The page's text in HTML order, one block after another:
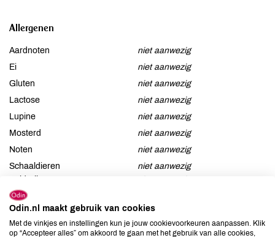
Allergenen
Aardnoten
niet aanwezig
Ei
niet aanwezig
Gluten
niet aanwezig
Lactose
niet aanwezig
Lupine
niet aanwezig
Mosterd
niet aanwezig
Noten
niet aanwezig
Schaaldieren
niet aanwezig
Sesam
Soja
niet aanwezig
Vis
niet aanwezig
Odin.nl maakt gebruik van cookies
Met de vinkjes en instellingen kun je jouw cookievoorkeuren aanpassen. Klik
op “Accepteer alles” om akkoord te gaan met het gebruik van alle cookies,